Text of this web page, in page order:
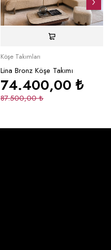
Köşe Takımları
Lina Bronz Köşe Takımı
87.500,00₺
74.400,00₺